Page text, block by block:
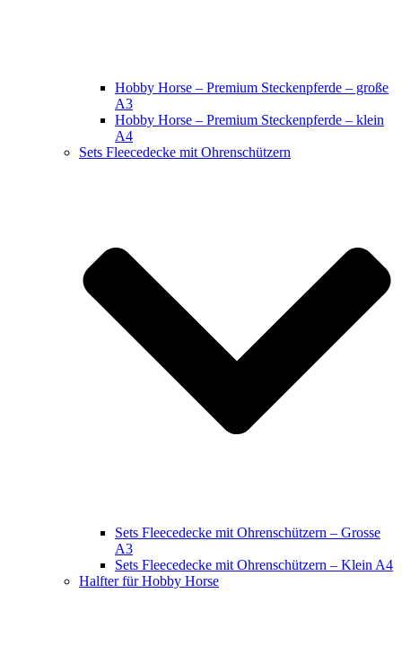
Hobby Horse – Premium Steckenpferde – große
A3
Hobby Horse – Premium Steckenpferde – klein
A4
Sets Fleecedecke mit Ohrenschützern
Sets Fleecedecke mit Ohrenschützern – Grosse
A3
Sets Fleecedecke mit Ohrenschützern – Klein A4
Halfter für Hobby Horse